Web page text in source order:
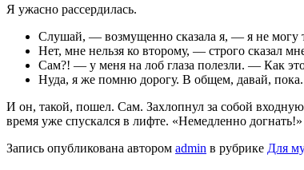
Я ужасно рассердилась.
Слушай, — возмущенно сказала я, — я не могу
Нет, мне нельзя ко второму, — строго сказал
Сам?! — у меня на лоб глаза полезли. — Как
Нуда, я же помню дорогу. В общем, давай,
И он, такой, пошел. Сам. Захлопнул за собой
время уже спускался в лифте. «Немедленно
Запись опубликована автором admin в рубрике Для